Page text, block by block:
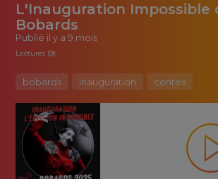
L'Inauguration Impossible
Bobards
Publié il y a 9 mois
Lectures (9)
bobards inauguration contes